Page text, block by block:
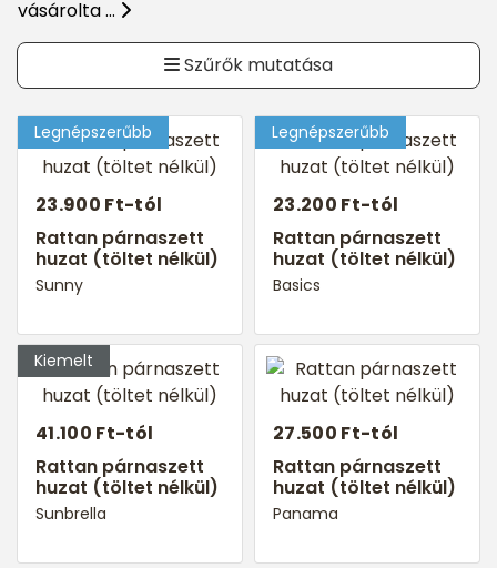
vásárolta ...
Szűrők mutatása
23.900 Ft-tól
Rattan párnaszett
huzat (töltet nélkül)
Sunny
23.200 Ft-tól
Rattan párnaszett
huzat (töltet nélkül)
Basics
41.100 Ft-tól
Rattan párnaszett
huzat (töltet nélkül)
Sunbrella
27.500 Ft-tól
Rattan párnaszett
huzat (töltet nélkül)
Panama